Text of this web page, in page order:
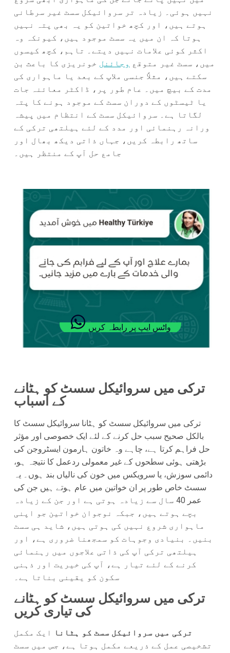
نہیں ہوئی۔ زیادہ تر سروائیکل سسٹ غیر سرطانی
ہوتے ہیں، اور کچھ خواتین کو یہ بھی پتہ نہیں
ہوتا کہ ان میں یہ سسٹ موجود ہیں، کیونکہ وہ
اکثر کوئی علامات نہیں دیتے۔ تاہم، کچھ کیسوں
میں، سسٹ غیر متوقع وجائنل خونریزی کا باعث بن
سکتے ہیں، مثلاً جنسی ملاپ کے بعد یا ماہواری کی
مدت کے بیچ میں۔ عام طور پر، ڈاکٹر معائنہ جات
یا ٹیسٹوں کے دوران سسٹ کے موجود ہونے کا پتہ
لگاتا ہے۔ سروائیکل سسٹ کے انتظام میں پیشہ
ورانہ رہنمائی اور مدد کے لئے ہیلتھی ترکی کے
ساتھ رابطہ کریں، جہاں ذاتی دیکھ بھال اور
جامع حل آپ کے منتظر ہیں۔
واٹس ایپ پر رابطہ کریں
ترکی میں سروائیکل سسٹ کو ہٹانے
کے اسباب
ترکی میں سروائیکل سسٹ کو ہٹانا سروائیکل سسٹ کا
بالکل صحیح سبب حل کرنے کے لئے ایک خصوصی اور مؤثر
حل فراہم کرتا ہے، چاہے وہ خاتون ہارمون ایسٹروجن کی
بڑھتی ہوئی سطحوں کے غیر معمولی ردعمل کا نتیجہ ہو،
دائمی سوزش، یا سرویکس میں خون کی نالیاں بند ہوں۔ یہ
سسٹ خاص طور پر ان خواتین میں عام ہوتے ہیں جن کی
عمر 40 سال سے زیادہ ہوتی ہے اور جن کے زیادہ
بچے ہوتے ہیں، جبکہ نوجوان خواتین جو اپنی
ماہواری شروع نہیں کی ہوتی ہیں، شاید ہی سسٹ
بنیں۔ بنیادی وجوہات کو سمجھنا ضروری ہے، اور
ہیلتھی ترکی آپ کی ذاتی علاجوں میں رہنمائی
کرنے کے لئے تیار ہے، آپ کی خیریت اور ذہنی
سکون کو یقینی بناتا ہے۔
ترکی میں سروائیکل سسٹ کو ہٹانے
کی تیاری کریں
ترکی میں سروائیکل سسٹ کو ہٹانا
ایک مکمل
تشخیصی عمل کے ذریعے مکمل ہوتا ہے، جس میں سسٹ